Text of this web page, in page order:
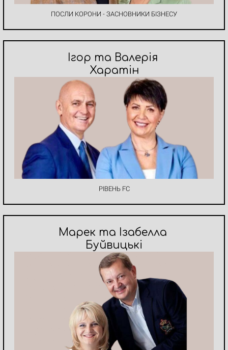
ПОСЛИ КОРОНИ - ЗАСНОВНИКИ БІЗНЕСУ
Ігор та Валерія
Харатін
РІВЕНЬ FC
Марек та Ізабелла
Буйвицькі